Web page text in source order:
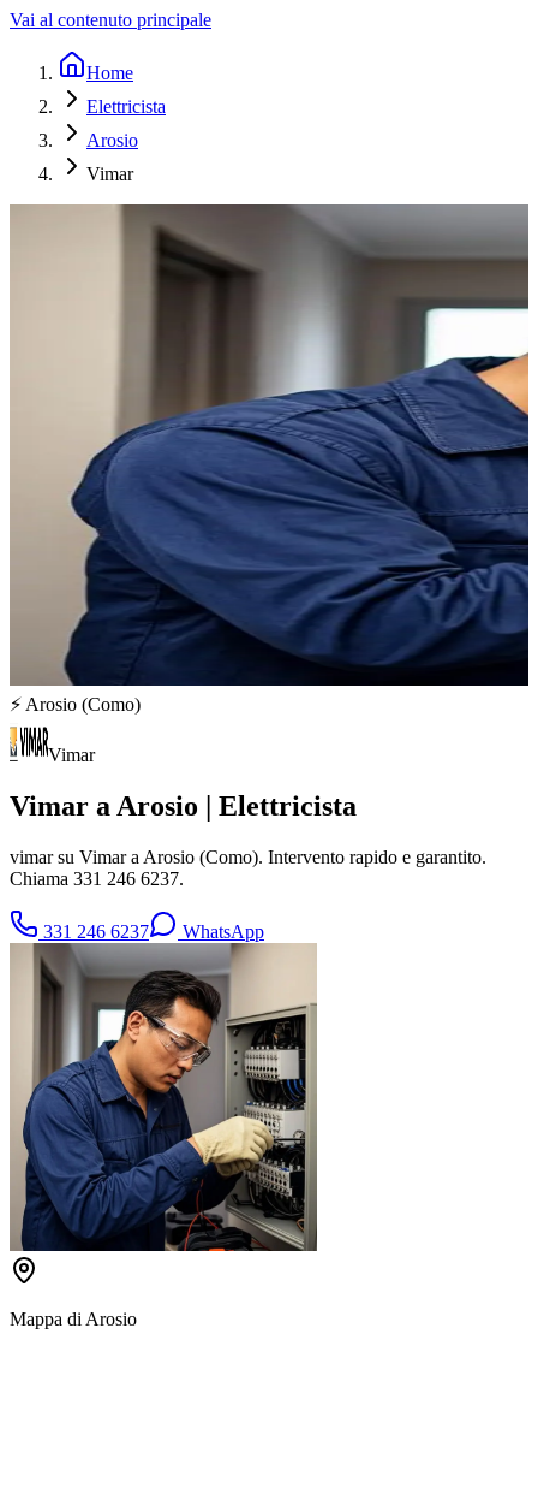
Vai al contenuto principale
Home
Elettricista
Arosio
Vimar
⚡ Arosio (Como)
Vimar
Vimar a Arosio | Elettricista
vimar su Vimar a Arosio (Como). Intervento rapido e garantito.
Chiama 331 246 6237.
331 246 6237 WhatsApp
Mappa di Arosio